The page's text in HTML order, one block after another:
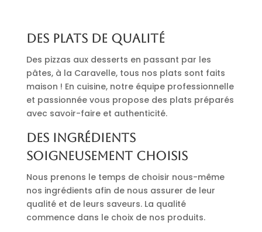
Des plats de qualité
Des pizzas aux desserts en passant par les
pâtes, à la Caravelle, tous nos plats sont faits
maison ! En cuisine, notre équipe professionnelle
et passionnée vous propose des plats préparés
avec savoir-faire et authenticité.
Des ingrédients
soigneusement choisis
Nous prenons le temps de choisir nous-même
nos ingrédients afin de nous assurer de leur
qualité et de leurs saveurs. La qualité
commence dans le choix de nos produits.